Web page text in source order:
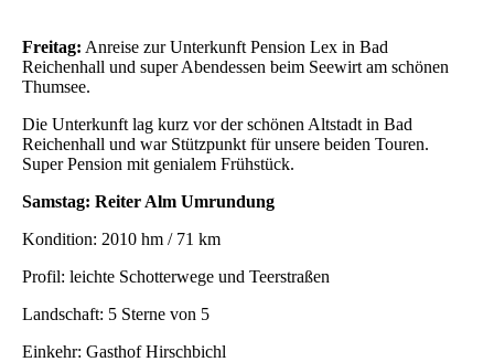
Freitag: Anreise zur Unterkunft Pension Lex in Bad
Reichenhall und super Abendessen beim Seewirt am schönen
Thumsee.
Die Unterkunft lag kurz vor der schönen Altstadt in Bad
Reichenhall und war Stützpunkt für unsere beiden Touren.
Super Pension mit genialem Frühstück.
Samstag: Reiter Alm Umrundung
Kondition: 2010 hm / 71 km
Profil: leichte Schotterwege und Teerstraßen
Landschaft: 5 Sterne von 5
Einkehr: Gasthof Hirschbichl